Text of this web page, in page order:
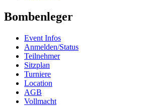
Bombenleger
Event Infos
Anmelden/Status
Teilnehmer
Sitzplan
Turniere
Location
AGB
Vollmacht